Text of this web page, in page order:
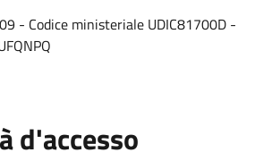
- Codice ministeriale UDIC81700D -
d'accesso